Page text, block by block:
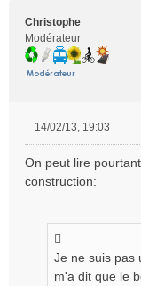
Christophe
Modérateur
s
s
14/02/13, 19:03
On peut lire
construction:
Je ne suis pas
m'a dit que le